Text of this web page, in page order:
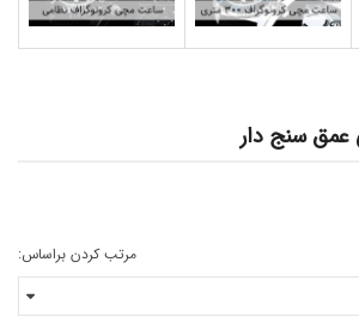
سنج دار
مرتب کردن براساس: